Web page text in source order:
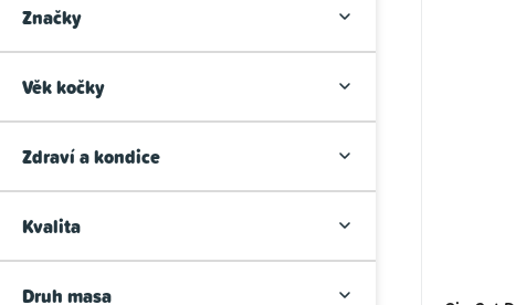
a
n
í
a
Značky
Věk kočky
Zdraví a kondice
Kvalita
Druh masa